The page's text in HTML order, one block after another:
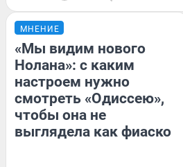
МНЕНИЕ
«Мы видим нового
Нолана»: с каким
настроем нужно
смотреть «Одиссею»,
чтобы она не
выглядела как фиаско